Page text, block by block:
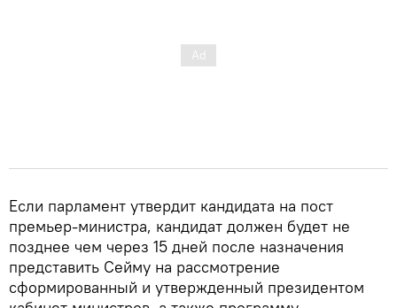
Если парламент утвердит кандидата на пост
премьер-министра, кандидат должен будет не
позднее чем через 15 дней после назначения
представить Сейму на рассмотрение
сформированный и утвержденный президентом